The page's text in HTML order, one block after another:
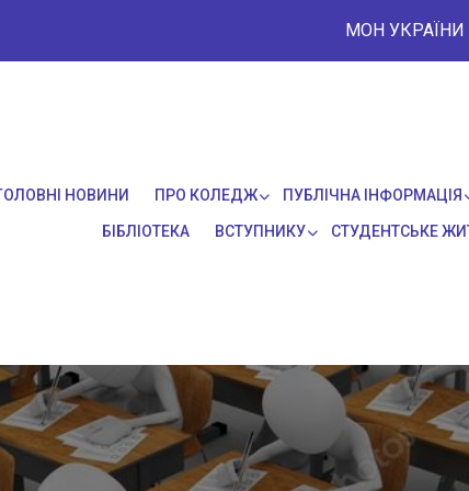
МОН УКРАЇНИ
НОВИНИ ПРО КОЛЕДЖ ПУБЛІЧНА ІНФОРМАЦІЯ
БІБЛІОТЕКА ВСТУПНИКУ СТУДЕНТСЬКЕ